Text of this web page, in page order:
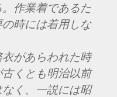
作業着であるた
時には着用しな
があらわれた時
くとも明治以前
く、一説には昭